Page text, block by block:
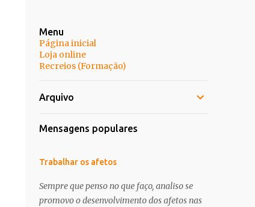
Menu
Página inicial
Loja online
Recreios (Formação)
Arquivo
Mensagens populares
Trabalhar os afetos
Sempre que penso no que faço, analiso se
promovo o desenvolvimento dos afetos nas